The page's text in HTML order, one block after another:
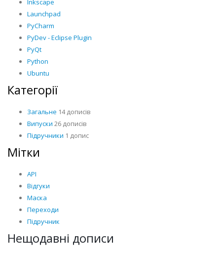
Inkscape
Launchpad
PyCharm
PyDev - Eclipse Plugin
PyQt
Python
Ubuntu
Категорії
Загальне 14 дописів
Випуски 26 дописів
Підручники 1 допис
Мітки
API
Відгуки
Маска
Переходи
Підручник
Нещодавні дописи